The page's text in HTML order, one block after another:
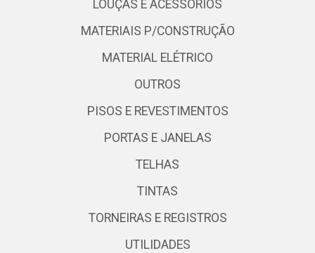
LOUÇAS E ACESSÓRIOS
MATERIAIS P/CONSTRUÇÃO
MATERIAL ELÉTRICO
OUTROS
PISOS E REVESTIMENTOS
PORTAS E JANELAS
TELHAS
TINTAS
TORNEIRAS E REGISTROS
UTILIDADES